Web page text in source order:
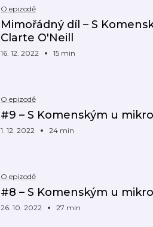
O epizodě
Mimořádný díl – S
Clarte O'Neill
16. 12. 2022 15 min
O epizodě
#9 – S Komenským u
1. 12. 2022 24 min
O epizodě
#8 – S Komenským u
26. 10. 2022 27 min